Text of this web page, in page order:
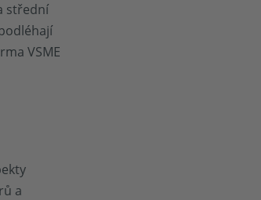
střední
VSME
a